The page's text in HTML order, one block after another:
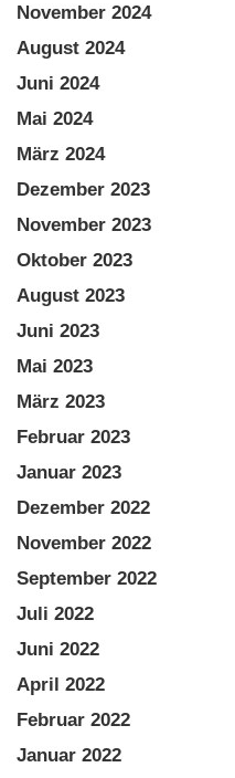
November 2024
August 2024
Juni 2024
Mai 2024
März 2024
Dezember 2023
November 2023
Oktober 2023
August 2023
Juni 2023
Mai 2023
März 2023
Februar 2023
Januar 2023
Dezember 2022
November 2022
September 2022
Juli 2022
Juni 2022
April 2022
Februar 2022
Januar 2022